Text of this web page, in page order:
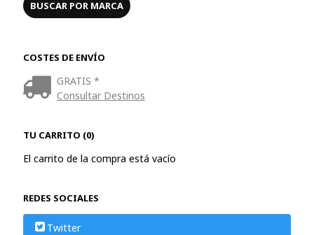
COSTES DE ENVÍO
GRATIS *
Consultar Destinos
TU CARRITO (0)
El carrito de la compra está vacío
REDES SOCIALES
Twitter